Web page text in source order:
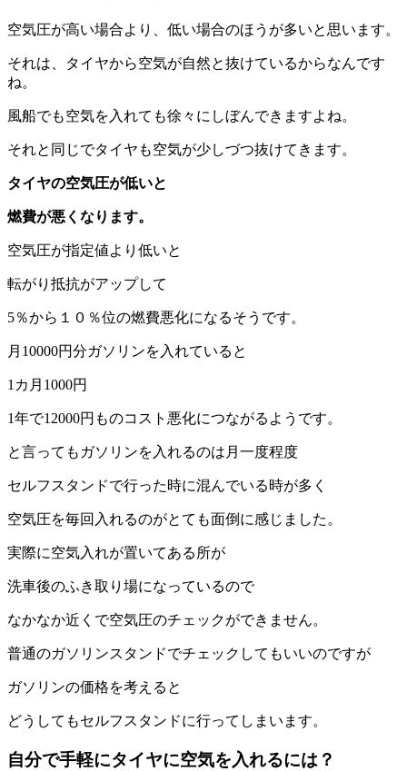
空気圧が高い場合より、低い場合のほうが多いと思います。
それは、タイヤから空気が自然と抜けているからなんです
ね。
風船でも空気を入れても徐々にしぼんできますよね。
それと同じでタイヤも空気が少しづつ抜けてきます。
タイヤの空気圧が低いと
燃費が悪くなります。
空気圧が指定値より低いと
転がり抵抗がアップして
5％から１０％位の燃費悪化になるそうです。
月10000円分ガソリンを入れていると
1カ月1000円
1年で12000円ものコスト悪化につながるようです。
と言ってもガソリンを入れるのは月一度程度
セルフスタンドで行った時に混んでいる時が多く
空気圧を毎回入れるのがとても面倒に感じました。
実際に空気入れが置いてある所が
洗車後のふき取り場になっているので
なかなか近くで空気圧のチェックができません。
普通のガソリンスタンドでチェックしてもいいのですが
ガソリンの価格を考えると
どうしてもセルフスタンドに行ってしまいます。
自分で手軽にタイヤに空気を入れるには？